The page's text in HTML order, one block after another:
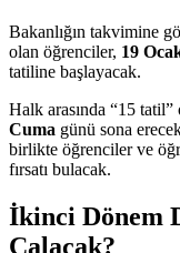
Bakanlığın takvimine
olan öğrenciler, 19
tatiline başlayacak.
Halk arasında “15
Cuma günü sona
birlikte öğrenciler ve
fırsatı bulacak.
İkinci Dönem
Çalacak?